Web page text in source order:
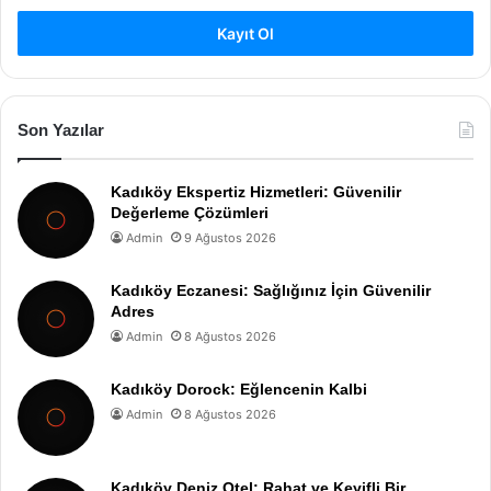
Kayıt Ol
Son Yazılar
Kadıköy Ekspertiz Hizmetleri: Güvenilir
Değerleme Çözümleri
Admin 9 Ağustos 2026
Kadıköy Eczanesi: Sağlığınız İçin Güvenilir
Adres
Admin 8 Ağustos 2026
Kadıköy Dorock: Eğlencenin Kalbi
Admin 8 Ağustos 2026